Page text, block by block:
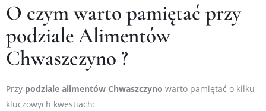
O czym warto pamiętać przy
podziale Alimentów
Chwaszczyno ?
Przy podziale alimentów Chwaszczyno warto pamiętać o kilku
kluczowych kwestiach: